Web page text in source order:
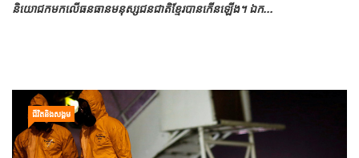
និយោជកមកលើធនធានមនុស្សជនជាតិខ្មែរបានកើនឡើង។ ឯក...
ជីវិតនិងសង្គម